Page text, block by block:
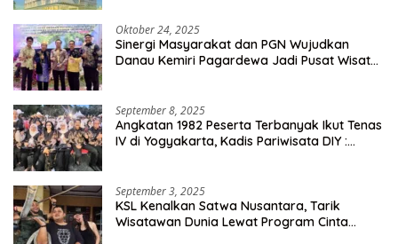
Oktober 24, 2025
Sinergi Masyarakat dan PGN Wujudkan
Danau Kemiri Pagardewa Jadi Pusat Wisata
September 8, 2025
Angkatan 1982 Peserta Terbanyak Ikut Tenas
IV di Yogyakarta, Kadis Pariwisata DIY :
September 3, 2025
KSL Kenalkan Satwa Nusantara, Tarik
Wisatawan Dunia Lewat Program Cinta